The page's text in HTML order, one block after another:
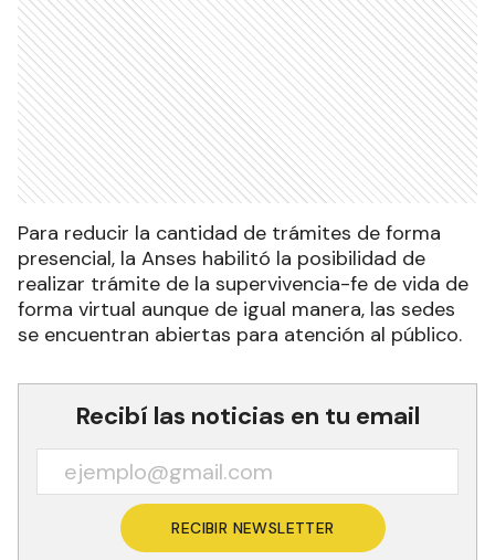
Para reducir la cantidad de trámites de forma
presencial, la Anses habilitó la posibilidad de
realizar trámite de la supervivencia-fe de vida de
forma virtual aunque de igual manera, las sedes
se encuentran abiertas para atención al público.
Recibí las noticias en tu email
RECIBIR NEWSLETTER